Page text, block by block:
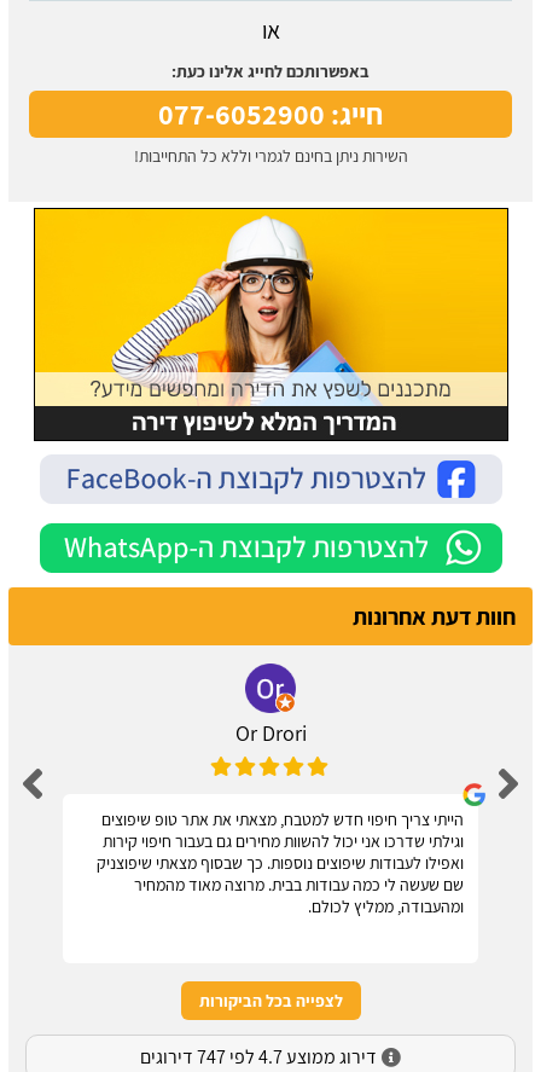
או
באפשרותכם לחייג אלינו כעת:
חייג: 077-6052900
השירות ניתן בחינם לגמרי וללא כל התחייבות!
חוות דעת אחרונות
Or Drori
הייתי צריך חיפוי חדש למטבח, מצאתי את אתר טופ שיפוצים
וגילתי שדרכו אני יכול להשוות מחירים גם בעבור חיפוי קירות
ואפילו לעבודות שיפוצים נוספות. כך שבסוף מצאתי שיפוצניק
שם שעשה לי כמה עבודות בבית. מרוצה מאוד מהמחיר
ומהעבודה, ממליץ לכולם.
לצפייה בכל הביקורות
דירוג ממוצע 4.7 לפי 747 דירוגים